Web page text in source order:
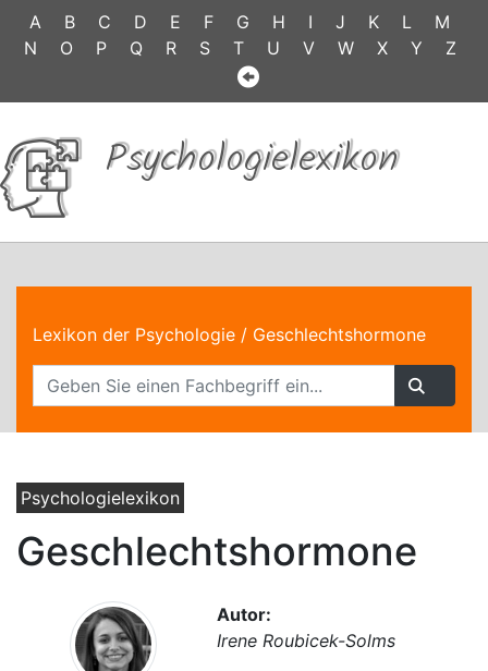
A B C D E F G H I J K L
M
N
O P Q R S T U V W X Y Z
Psychologielexikon
Lexikon der Psychologie / Geschlechtshormone
Psychologielexikon
Geschlechtshormone
Autor:
Irene Roubicek-Solms